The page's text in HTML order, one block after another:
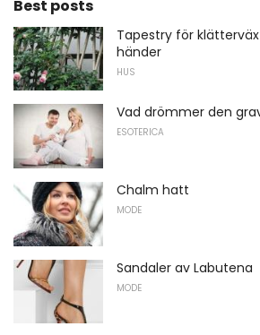
Best posts
Tapestry för
händer
HUS
Vad drömmer den
ESOTERICA
Chalm hatt
MODE
Sandaler av Labutena
MODE